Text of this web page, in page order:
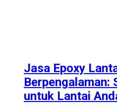
Jasa Epoxy
Berpengalaman:
untuk Lantai